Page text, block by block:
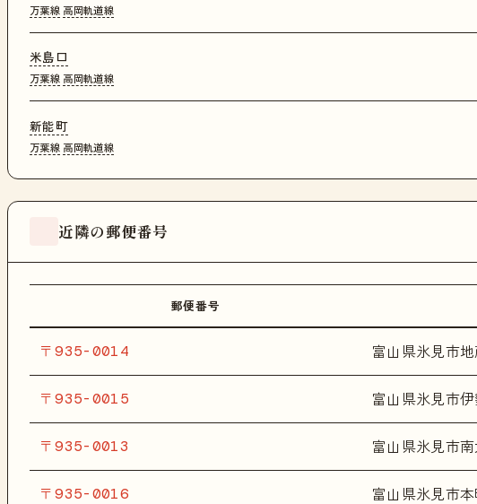
万葉線 高岡軌道線
米島口
万葉線 高岡軌道線
新能町
万葉線 高岡軌道線
近隣の郵便番号
郵便番号
〒935-0014 富山県氷見市
〒935-0015 富山県氷見市
〒935-0013 富山県氷見市
〒935-0016 富山県氷見市